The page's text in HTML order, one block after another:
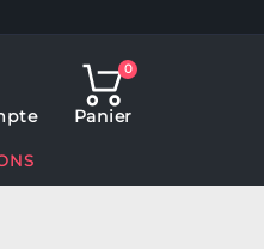
0
Panier